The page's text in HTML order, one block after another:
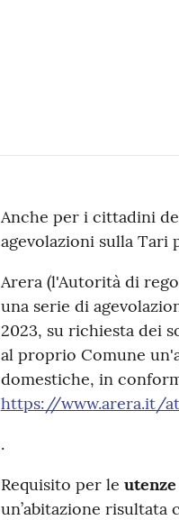
Contenuto
Anche per i cittadini
agevolazioni sulla Tari
Arera (l'Autorità di
una serie di
2023, su richiesta dei
al proprio Comune
domestiche, in
https://www.arera.it/
.
Requisito per le
un’abitazione risultata